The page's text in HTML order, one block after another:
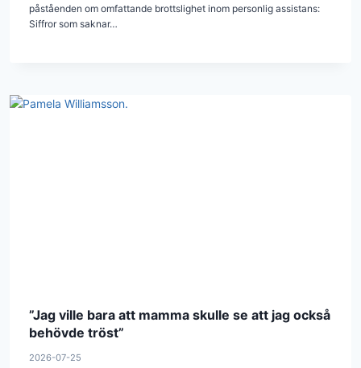
påståenden om omfattande brottslighet inom personlig assistans:
Siffror som saknar…
”Jag ville bara att mamma skulle se att jag också
behövde tröst”
2026-07-25